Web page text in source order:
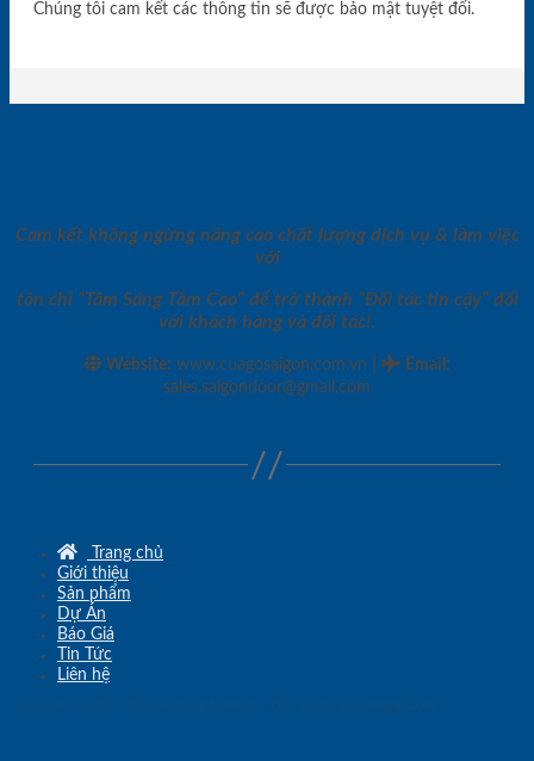
Chúng tôi cam kết các thông tin sẽ được bảo mật tuyệt đối.
Cam kết không ngừng nâng cao chất lượng dịch vụ & làm việc
với
tôn chỉ “Tâm Sáng Tầm Cao” để trở thành “Đối tác tin cậy” đối
với khách hàng và đối tác!.
Website: www.cuagosaigon.com.vn Email :
sales.saigondoor@gmail.com
Trang chủ
Giới thiệu
Sản phẩm
Dự Án
Báo Giá
Tin Tức
Liên hệ